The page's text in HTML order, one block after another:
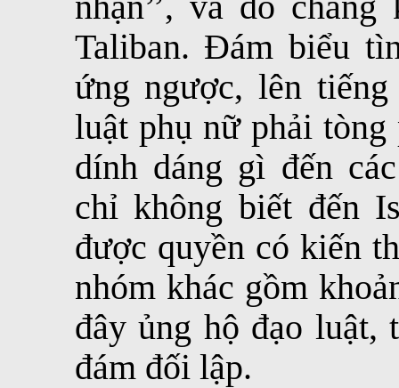
Taliban. Đám biểu
ứng ngược, lên
luật phụ nữ phải
dính dáng gì đến
chỉ không biết đến
được quyền có kiến
nhóm khác gồm
đây ủng hộ đạo luật,
đám đối lập.